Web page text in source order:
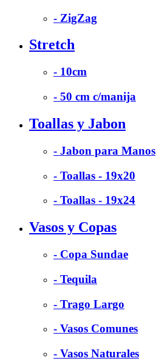
- ZigZag
Stretch
- 10cm
- 50 cm c/manija
Toallas y Jabon
- Jabon para Manos
- Toallas - 19x20
- Toallas - 19x24
Vasos y Copas
- Copa Sundae
- Tequila
- Trago Largo
- Vasos Comunes
- Vasos Naturales